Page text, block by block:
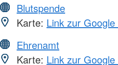
Blutspende
Karte: Link zur
Ehrenamt
Karte: Link zur